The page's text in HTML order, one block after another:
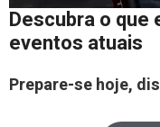
Descubra o
eventos atuais
Prepare-se hoje,